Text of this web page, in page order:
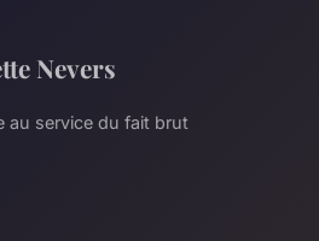
Nevers
au service du fait brut